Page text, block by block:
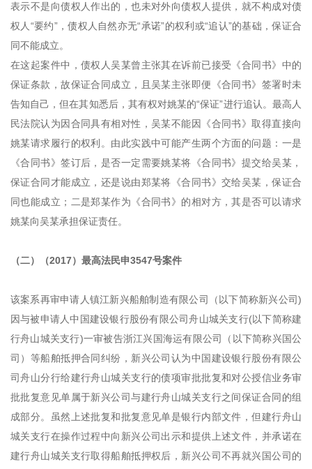
表示不是向债权人作出的，也未对外向债权人提供，就不构成对债
权人“要约”，债权人自然亦无“承诺”的权利或“追认”的基础，保证合
同不能成立。
在这起案件中，债权人吴某曾主张其在诉前已接受《合同书》中的
保证条款，故保证合同成立，且吴某主张即便《合同书》签署时未
告知自己，但在其知悉后，其有权对姚某的“保证”进行追认。最高人
民法院认为因合同具有相对性，吴某不能因《合同书》取得直接向
姚某请求履行的权利。由此实践中可能产生两个方面的问题：一是
《合同书》签订后，是否一定需要姚某将《合同书》提交给吴某，
保证合同才能成立，还是说由郑某将《合同书》交给吴某，保证合
同也能成立；二是郑某作为《合同书》的相对方，其是否可以请求
姚某向吴某承担保证责任。
（二）（2017）最高法民申3547号案件
该案系再审申请人镇江新兴船舶制造有限公司（以下简称新兴公司)
因与被申请人中国建设银行股份有限公司舟山城关支行(以下简称建
行舟山城关支行)一审被告浙江兴国海运有限公司（以下简称兴国公
司）等船舶抵押合同纠纷，新兴公司认为中国建设银行股份有限公
司舟山分行给建行舟山城关支行的债项审批批复和对公授信业务审
批批复意见单属于新兴公司与建行舟山城关支行之间保证合同的组
成部分。虽然上述批复和批复意见单是银行内部文件，但建行舟山
城关支行在操作过程中向新兴公司出示和提供上述文件，并承诺在
建行舟山城关支行取得船舶抵押权后，新兴公司不再就兴国公司的